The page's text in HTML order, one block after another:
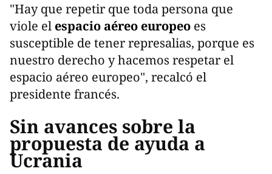
"Hay que repetir que toda persona que
viole el espacio aéreo europeo es
susceptible de tener represalias, porque es
nuestro derecho y hacemos respetar el
espacio aéreo europeo", recalcó el
presidente francés.
Sin avances sobre la
propuesta de ayuda a
Ucrania